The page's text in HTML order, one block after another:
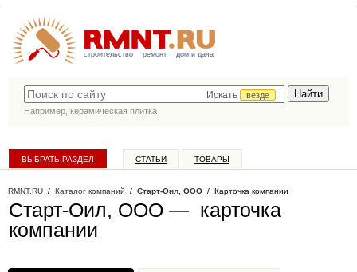
строительство ремонт дом и дача
Искать
везде
Например, керамическая плитка
ВЫБРАТЬ РАЗДЕЛ СТАТЬИ ТОВАРЫ
RMNT.RU / Каталог компаний / Старт-Оил, ООО / Карточка компании
Старт-Оил, ООО — карточка
компании